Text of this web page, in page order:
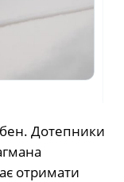
Дотепники
отримати